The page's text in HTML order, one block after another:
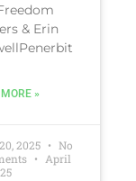
& Erin
»
2025
No
April